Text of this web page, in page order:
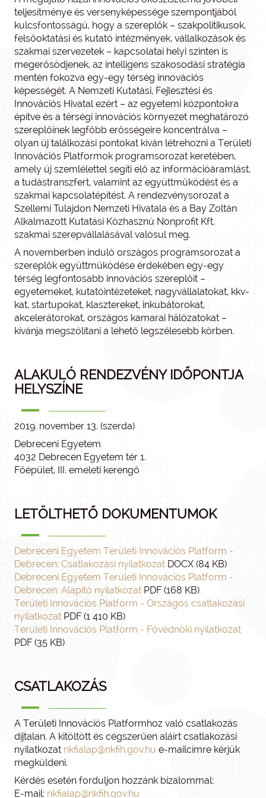
teljesítménye és versenyképessége szempontjából
kulcsfontosságú, hogy a szereplők – szakpolitikusok,
felsőoktatási és kutató intézmények, vállalkozások és
szakmai szervezetek – kapcsolatai helyi szinten is
megerősödjenek, az intelligens szakosodási stratégia
mentén fokozva egy-egy térség innovációs
képességét. A Nemzeti Kutatási, Fejlesztési és
Innovációs Hivatal ezért – az egyetemi központokra
építve és a térségi innovációs környezet meghatározó
szereplőinek legfőbb erősségeire koncentrálva –
olyan új találkozási pontokat kíván létrehozni a Területi
Innovációs Platformok programsorozat keretében,
amely új szemlélettel segíti elő az információáramlást,
a tudástranszfert, valamint az együttműködést és a
szakmai kapcsolatépítést. A rendezvénysorozat a
Szellemi Tulajdon Nemzeti Hivatala és a Bay Zoltán
Alkalmazott Kutatási Közhasznú Nonprofit Kft.
szakmai szerepvállalásával valósul meg.
A novemberben induló országos programsorozat a
szereplők együttműködése érdekében egy-egy
térség legfontosabb innovációs szereplőit –
egyetemeket, kutatóintézeteket, nagyvállalatokat, kkv-
kat, startupokat, klasztereket, inkubátorokat,
akcelerátorokat, országos kamarai hálózatokat –
kívánja megszólítani a lehető legszélesebb körben.
ALAKULÓ RENDEZVÉNY IDŐPONTJA
HELYSZÍNE
2019. november 13. (szerda)
Debreceni Egyetem
4032 Debrecen Egyetem tér 1.
Főépület, III. emeleti kerengő
LETÖLTHETŐ DOKUMENTUMOK
Debreceni Egyetem Területi Innovációs Platform -
Debrecen: Csatlakozási nyilatkozat DOCX (84 KB)
Debreceni Egyetem Területi Innovációs Platform -
Debrecen: Alapító nyilatkozat PDF (168 KB)
Területi Innovációs Platform - Országos csatlakozási
nyilatkozat PDF (1 410 KB)
Területi Innovációs Platform - Fővédnöki nyilatkozat
PDF (35 KB)
CSATLAKOZÁS
A Területi Innovációs Platformhoz való csatlakozás
díjtalan. A kitöltött és cégszerűen aláírt csatlakozási
nyilatkozat nkfialap@nkfih.gov.hu e-mailcímre kérjük
megküldeni.
Kérdés esetén forduljon hozzánk bizalommal:
E-mail: nkfialap@nkfih.gov.hu